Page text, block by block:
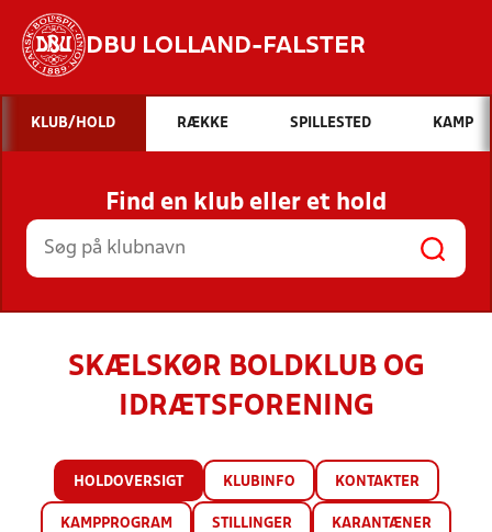
DBU LOLLAND-FALSTER
Hvad vil du søge efter?
INDHOLD OG NYHEDER
STILLINGER, RESULTATER, KLUBBER OG
HOLD
KLUB/HOLD RÆKKE SPILLESTED KAMP
Find en klub eller et hold
SKÆLSKØR BOLDKLUB OG
IDRÆTSFORENING
HOLDOVERSIGT KLUBINFO KONTAKTER
KAMPPROGRAM STILLINGER KARANTÆNER